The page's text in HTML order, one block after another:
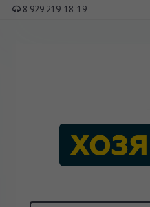
8 929 219-18-19